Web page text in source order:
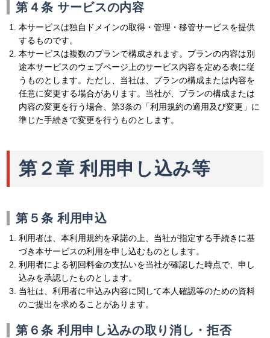
第４条 サービスの内容
本サービスは独自ドメインの取得・管理・移管サービスを提供
するものです。
本サービスは複数のプランで構成されます。プランの内容は別
途本サービスのウェブページ上のサービス内容を定める表に従
うものとします。ただし、当社は、プランの構成または内容を
任意に変更する場合があります。当社が、プランの構成または
内容の変更を行う場合、第3条の「利用規約の適用及び変更」に
準じた手続きで変更を行うものとします。
第２章 利用申し込み等
第５条 利用申込
利用者は、本利用規約を承諾の上、当社が指定する手続きに基
づき本サービスの利用を申し込むものとします。
利用者による初回料金の支払いを当社が確認した時点で、申し
込みを承認したものとします。
当社は、利用者に申込み内容に関して本人確認等のための資料
のご提出を求めることがあります。
第６条 利用申し込みの取り消し・拒否